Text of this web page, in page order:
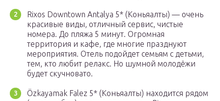
Rixos Downtown Antalya 5* (Коньяалты) — очень
красивые виды, отличный сервис, чистые
номера. До пляжа 5 минут. Огромная
территория и кафе, где многие празднуют
мероприятия. Отель подойдет семьям с детьми,
тем, кто любит релакс. Но шумной молодёжи
будет скучновато.
Özkayamak Falez 5* (Коньяалты) находится рядом